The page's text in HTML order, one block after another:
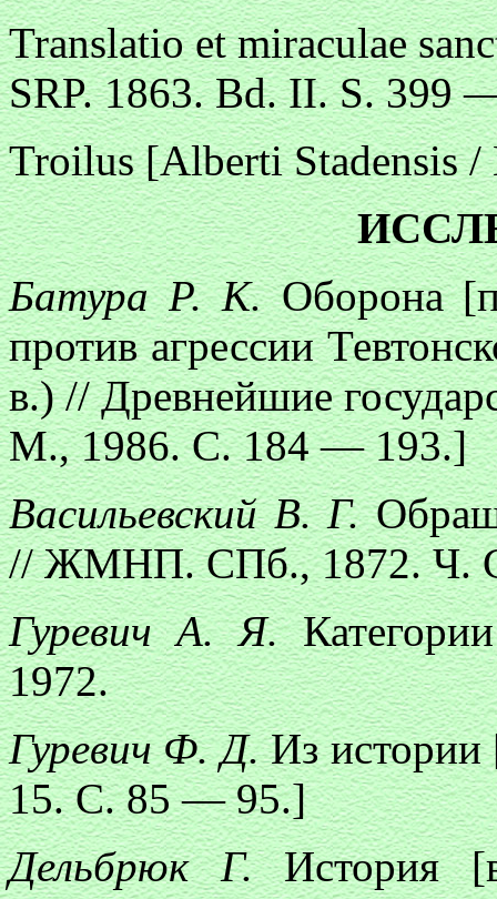
Translatio et miraculae
SRP. 1863. Bd. II. S. 399
Troilus [Alberti Stadensis
Батура Р. К.Оборона
против агрессии
в.) // Древнейшие
М., 1986. С. 184 — 193.]
Васильевский В. Г.
// ЖМНП. СПб., 1872. Ч.
Гуревич А. Я.
1972.
Гуревич Ф. Д.Из
15. С. 85 — 95.]
Дельбрюк Г.История